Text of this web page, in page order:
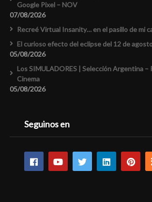
Google Pixel – NOV
07/08/2026
Recreé Virtual Insanity… en el pasillo de mi
El curioso efecto del eclipse del 12 de
05/08/2026
Los SIMULADORES | Selección Argentina –
Cinema
05/08/2026
Seguinos en